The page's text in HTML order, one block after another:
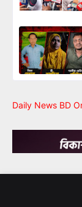
Daily News BD